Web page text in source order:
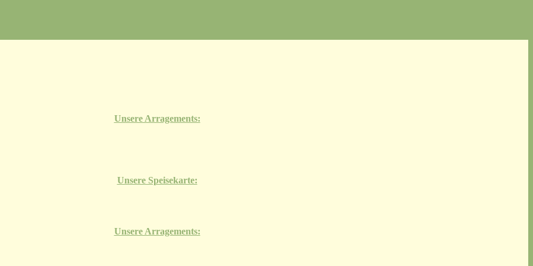
Unsere Arragements:
Unsere Speisekarte:
Unsere Arragements: